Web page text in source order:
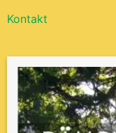
Kontakt